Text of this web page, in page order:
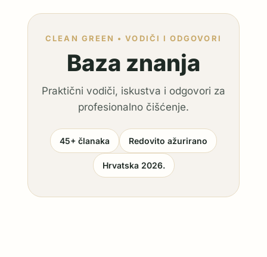
CLEAN GREEN • VODIČI I ODGOVORI
Baza znanja
Praktični vodiči, iskustva i odgovori za
profesionalno čišćenje.
45+ članaka Redovito ažurirano
Hrvatska 2026.